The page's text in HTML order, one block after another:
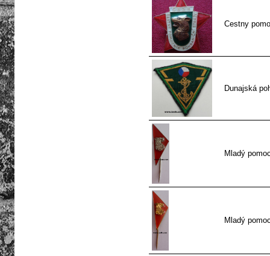
Cestny
Dunajská
Mladý
Mladý